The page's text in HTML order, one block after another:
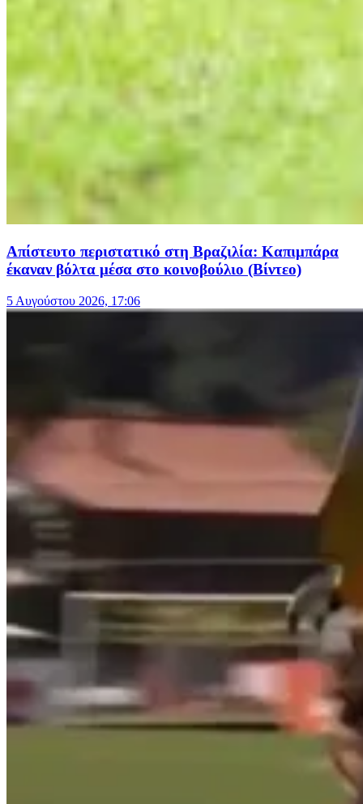
Απίστευτο περιστατικό στη Βραζιλία: Καπιμπάρα
έκαναν βόλτα μέσα στο κοινοβούλιο (Βίντεο)
5 Αυγούστου 2026, 17:06